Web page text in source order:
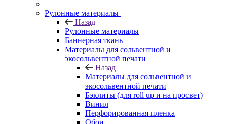
Рулонные материалы
Назад
Рулонные материалы
Баннерная ткань
Материалы для сольвентной и
экосольвентной печати
Назад
Материалы для сольвентной и
экосольвентной печати
Бэклиты (для roll up и на просвет)
Винил
Перфорированная пленка